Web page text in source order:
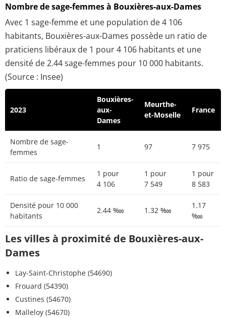
Nombre de sage-femmes à Bouxières-aux-Dames
Avec 1 sage-femme et une population de 4 106
habitants, Bouxières-aux-Dames possède un ratio de
praticiens libéraux de 1 pour 4 106 habitants et une
densité de 2.44 sage-femmes pour 10 000 habitants.
(Source : Insee)
2023
Bouxières-
aux-
Dames
Meurthe-
et-Moselle
France
Nombre de sage-
femmes
1 97 7 975
Ratio de sage-femmes
1 pour
4 106
1 pour
7 549
1 pour
8 583
Densité pour 10 000
habitants
2.44 ‱ 1.32 ‱
1.17
‱
Les villes à proximité de Bouxières-aux-
Dames
Lay-Saint-Christophe (54690)
Frouard (54390)
Custines (54670)
Malleloy (54670)